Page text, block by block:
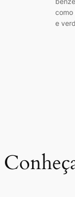
como
e